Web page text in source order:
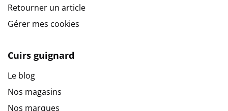
Retourner un article
Gérer mes cookies
Cuirs guignard
Le blog
Nos magasins
Nos marques